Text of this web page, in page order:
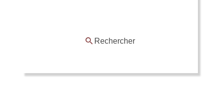
Rechercher